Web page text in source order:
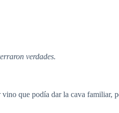
verdades.
que podía dar la cava familiar,